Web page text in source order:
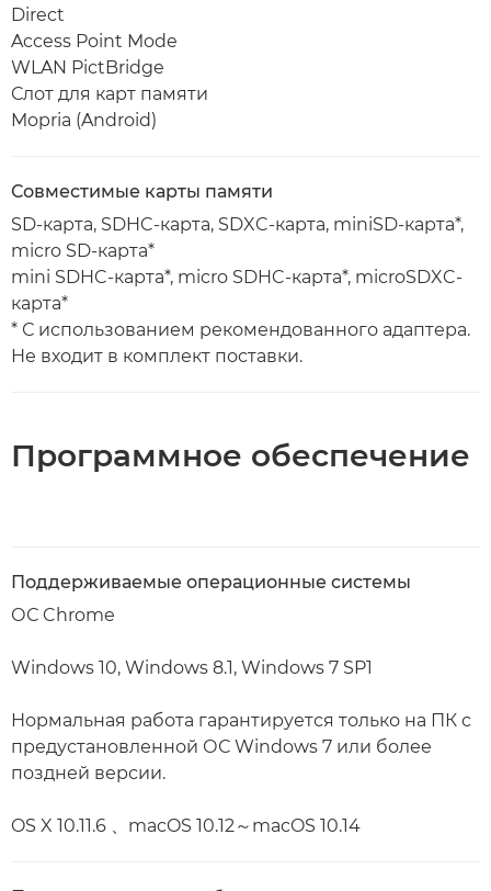
Direct
Access Point Mode
WLAN PictBridge
Слот для карт памяти
Mopria (Android)
Совместимые карты памяти
SD-карта, SDHC-карта, SDXC-карта, miniSD-карта*,
micro SD-карта*
mini SDHC-карта*, micro SDHC-карта*, microSDXC-
карта*
* С использованием рекомендованного адаптера.
Не входит в комплект поставки.
Программное обеспечение
Поддерживаемые операционные системы
ОС Chrome
Windows 10, Windows 8.1, Windows 7 SP1
Нормальная работа гарантируется только на ПК с
предустановленной ОС Windows 7 или более
поздней версии.
OS X 10.11.6 、macOS 10.12～macOS 10.14